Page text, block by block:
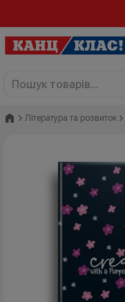
Головна
Література та розвиток